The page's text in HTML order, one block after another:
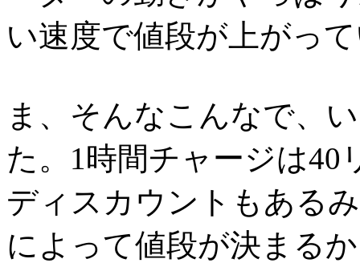
い速度で値段が上がっ
ま、そんなこんなで、
た。1時間チャージは40
ディスカウントもある
によって値段が決まる